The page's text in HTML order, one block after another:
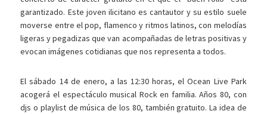
garantizado. Este joven ilicitano es cantautor y su estilo suele
moverse entre el pop, flamenco y ritmos latinos, con melodías
ligeras y pegadizas que van acompañadas de letras positivas y
evocan imágenes cotidianas que nos representa a todos.
El sábado 14 de enero, a las 12:30 horas, el Ocean Live Park
acogerá el espectáculo musical Rock en familia. Años 80, con
djs o playlist de música de los 80, también gratuito. La idea de